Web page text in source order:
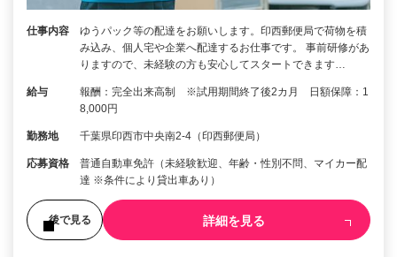
仕事内容
ゆうパック等の配達をお願いします。印西郵便局で荷物を積
み込み、個人宅や企業へ配達するお仕事です。 事前研修があ
りますので、未経験の方も安心してスタートできます…
給与
報酬：完全出来高制 ※試用期間終了後2カ月 日額保障：1
8,000円
勤務地 千葉県印西市中央南2-4（印西郵便局）
応募資格
普通自動車免許（未経験歓迎、年齢・性別不問、マイカー配
達 ※条件により貸出車あり）
後で見る 詳細を見る